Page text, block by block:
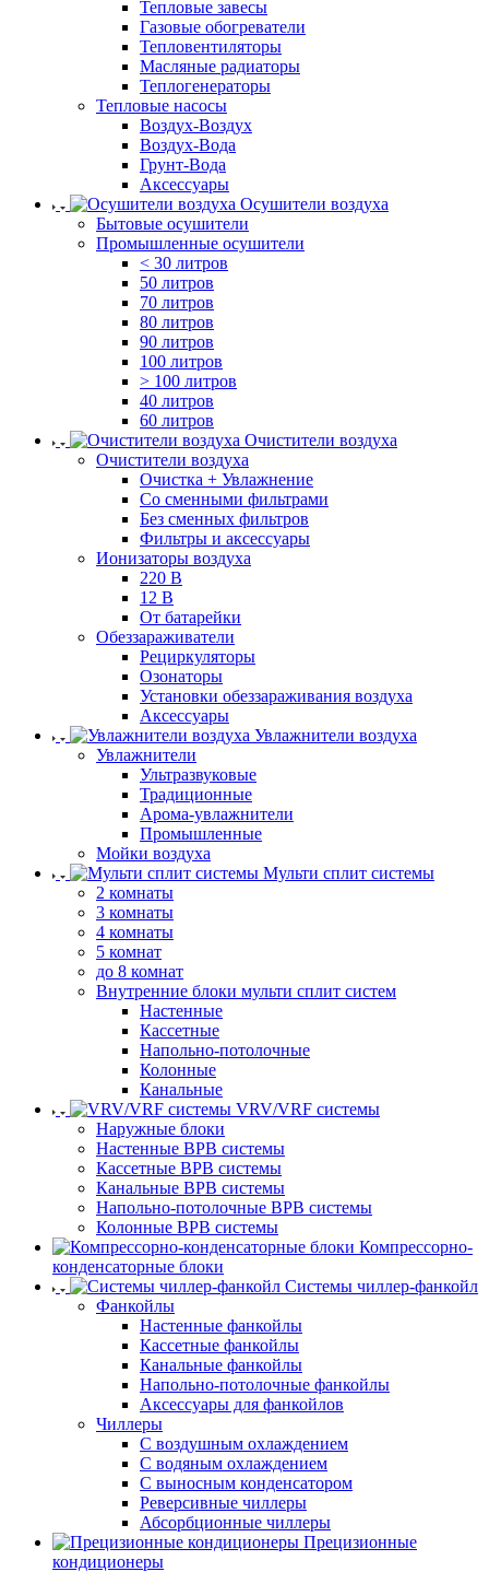
Тепловые завесы
Газовые обогреватели
Тепловентиляторы
Масляные радиаторы
Теплогенераторы
Тепловые насосы
Воздух-Воздух
Воздух-Вода
Грунт-Вода
Аксессуары
Осушители воздуха
Бытовые осушители
Промышленные осушители
< 30 литров
50 литров
70 литров
80 литров
90 литров
100 литров
> 100 литров
40 литров
60 литров
Очистители воздуха
Очистители воздуха
Очистка + Увлажнение
Cо сменными фильтрами
Без сменных фильтров
Фильтры и аксессуары
Ионизаторы воздуха
220 В
12 В
От батарейки
Обеззараживатели
Рециркуляторы
Озонаторы
Установки обеззараживания воздуха
Аксессуары
Увлажнители воздуха
Увлажнители
Ультразвуковые
Традиционные
Арома-увлажнители
Промышленные
Мойки воздуха
Мульти сплит системы
2 комнаты
3 комнаты
4 комнаты
5 комнат
до 8 комнат
Внутренние блоки мульти сплит систем
Настенные
Кассетные
Напольно-потолочные
Колонные
Канальные
VRV/VRF системы
Наружные блоки
Настенные ВРВ системы
Кассетные ВРВ системы
Канальные ВРВ системы
Напольно-потолочные ВРВ системы
Колонные ВРВ системы
Компрессорно-
конденсаторные блоки
Системы чиллер-фанкойл
Фанкойлы
Настенные фанкойлы
Кассетные фанкойлы
Канальные фанкойлы
Напольно-потолочные фанкойлы
Аксессуары для фанкойлов
Чиллеры
С воздушным охлаждением
С водяным охлаждением
С выносным конденсатором
Реверсивные чиллеры
Абсорбционные чиллеры
Прецизионные
кондиционеры